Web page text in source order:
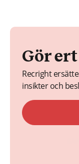
Gör
Recright
insikter och